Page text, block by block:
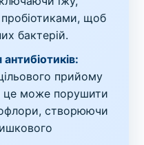
пробіотиками, щоб
бактерій.
прийому
це може порушити
створюючи